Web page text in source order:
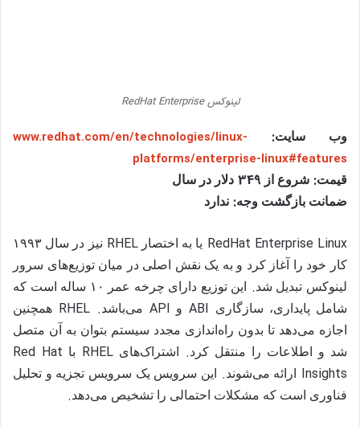
لینوکس RedHat Enterprise
وب سایت:
www.redhat.com/en/technologies/linux-
platforms/enterprise-linux#features
قیمت: شروع از 349 دلار در سال
ضمانت بازگشت وجه: ندارد
RedHat Enterprise Linux یا به اختصارRHEL نیز در سال ۱۹۹۳
کار خود را آغاز کرد و به یک نقش اصلی در میان توزیع‌های سرور
لینوکس تبدیل شد. این توزیع دارای چرخه عمر ۱۰ ساله است که
شامل پایداری، سازگاری ABI و API می‌باشد. RHEL
همچنین
اجازه می‌دهد تا بدون راه‌اندازی مجدد سیستم بتوان به آن متصل
شد و اطلاعات را منتقل کرد. اشتراک‌های RHEL با Red Hat
Insights
ارائه می‌شوند.
این سرویس یک سرویس تجزیه و تحلیل
فناوری است که مشکلات احتمالی را تشخیص می‌دهد.